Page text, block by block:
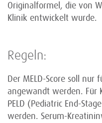
Originalformel, die von
Klinik entwickelt wurde.
Regeln:
Der MELD-Score soll
angewandt werden. Für
PELD (Pediatric End-
werden. Serum-